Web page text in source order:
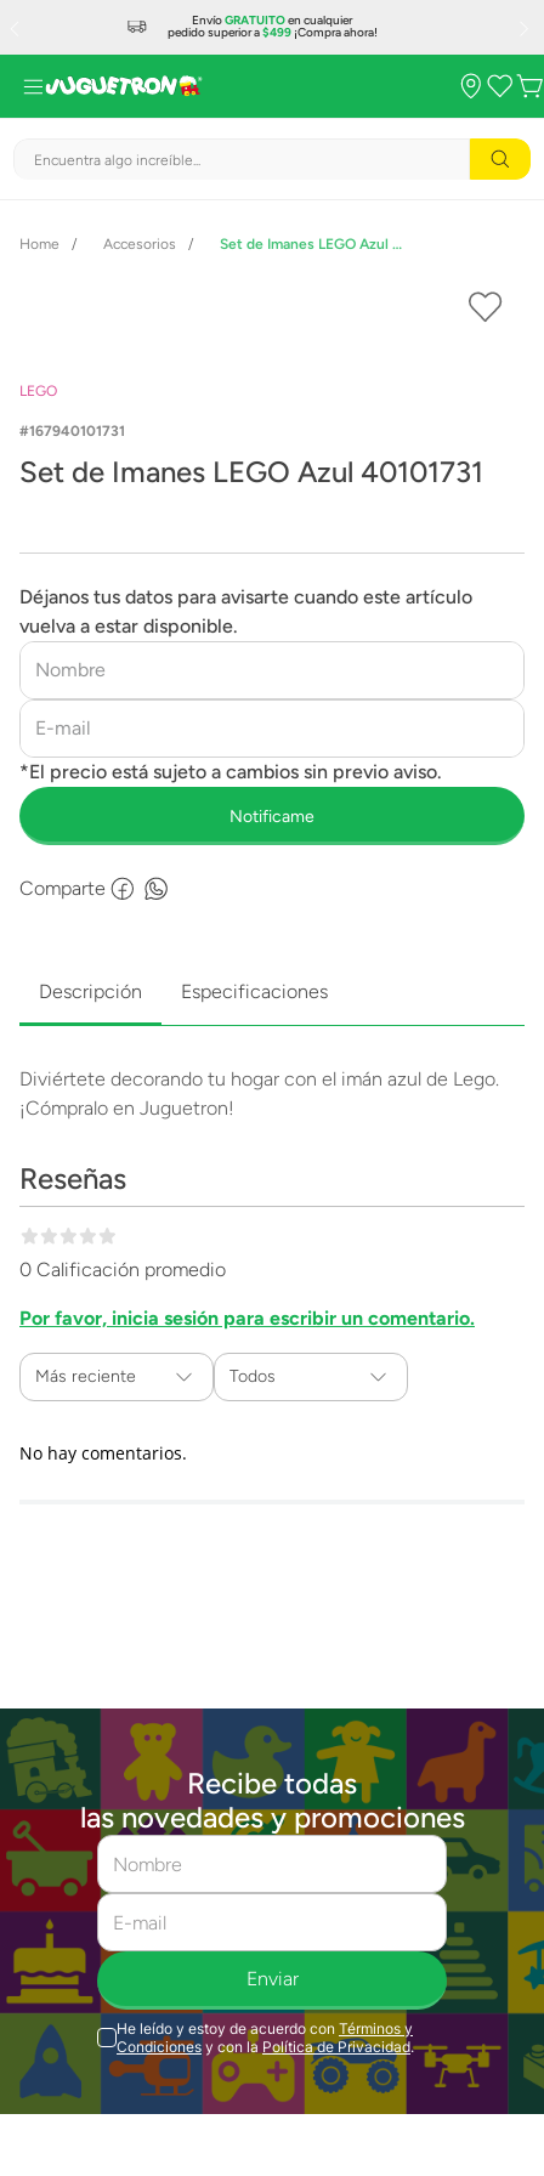
EnvíoGRATUITOen cualquier
pedido superior a$499¡Compra ahora!
Encuentra algo increíble...
Accesorios Set de Imanes LEGO Azul 40101731
LEGO
167940101731
Set de Imanes LEGO Azul 40101731
Déjanos tus datos para avisarte cuando este artículo
vuelva a estar disponible.
Comparte
Descripción Especificaciones
Diviértete decorando tu hogar con el imán azul de Lego.
¡Cómpralo en Juguetron!
Reseñas
0 Calificación promedio
Por favor, inicia sesión para escribir un comentario.
Más reciente Todos
No hay comentarios.
Recibe todas
las novedades y promociones
Enviar
He leído y estoy de acuerdo con Términos y
Condiciones y con la Política de Privacidad.